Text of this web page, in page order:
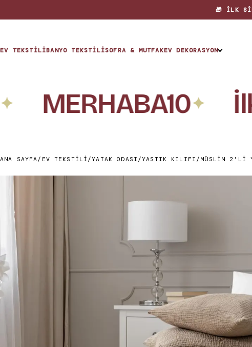
🎁 İLK
EV TEKSTILIBANYO TEKSTILISOFRA & MUTFAKEV DEKORASYON
The Hue
The Nest
MERHABA10✦
ANA SAYFA/ EV TEKSTILI /YATAK ODASI /YASTIK KILIFI / MÜSLIN 2'LI